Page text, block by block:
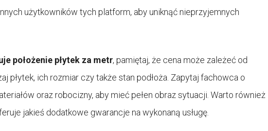
użytkowników tych platform, aby uniknąć nieprzyjemnych
położenie płytek za metr, pamiętaj, że cena może zależeć od
płytek, ich rozmiar czy także stan podłoża. Zapytaj fachowca o
oraz robocizny, aby mieć pełen obraz sytuacji. Warto również
jakieś dodatkowe gwarancje na wykonaną usługę.